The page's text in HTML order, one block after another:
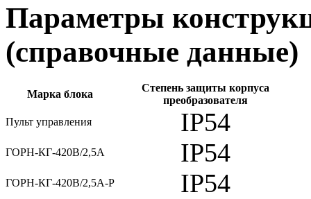
Параметры
(справочные данные)
Марка блока
Степень защиты корпуса
преобразователя
Пульт управления
IP54
ГОРН-КГ-420В/2,5А IP54
ГОРН-КГ-420В/2,5А-Р IP54